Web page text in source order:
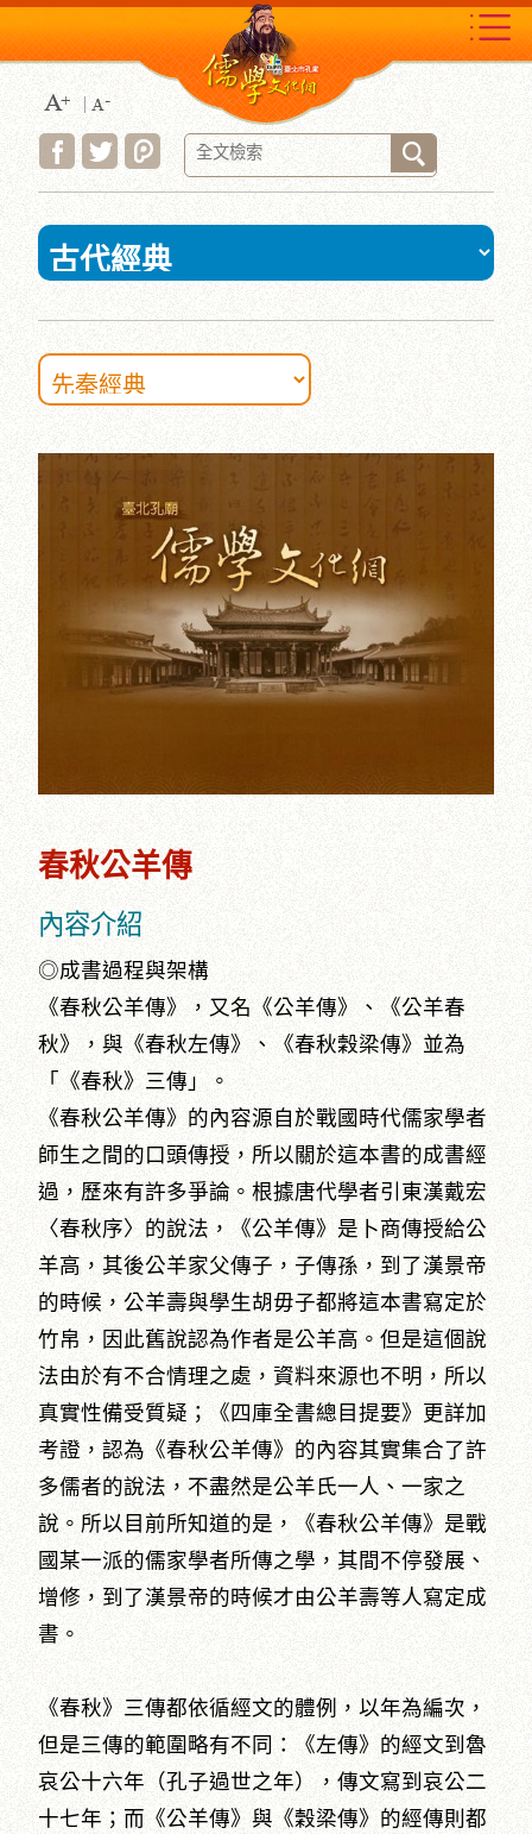
到
主
要
內
容
區
塊
:::
春秋公羊傳
內容介紹
◎成書過程與架構
《春秋公羊傳》，又名《公羊傳》、《公羊春
秋》，與《春秋左傳》、《春秋穀梁傳》並為
「《春秋》三傳」。
《春秋公羊傳》的內容源自於戰國時代儒家學者
師生之間的口頭傳授，所以關於這本書的成書經
過，歷來有許多爭論。根據唐代學者引東漢戴宏
〈春秋序〉的說法，《公羊傳》是卜商傳授給公
羊高，其後公羊家父傳子，子傳孫，到了漢景帝
的時候，公羊壽與學生胡毋子都將這本書寫定於
竹帛，因此舊說認為作者是公羊高。但是這個說
法由於有不合情理之處，資料來源也不明，所以
真實性備受質疑；《四庫全書總目提要》更詳加
考證，認為《春秋公羊傳》的內容其實集合了許
多儒者的說法，不盡然是公羊氏一人、一家之
說。所以目前所知道的是，《春秋公羊傳》是戰
國某一派的儒家學者所傳之學，其間不停發展、
增修，到了漢景帝的時候才由公羊壽等人寫定成
書。
《春秋》三傳都依循經文的體例，以年為編次，
但是三傳的範圍略有不同：《左傳》的經文到魯
哀公十六年（孔子過世之年），傳文寫到哀公二
十七年；而《公羊傳》與《穀梁傳》的經傳則都